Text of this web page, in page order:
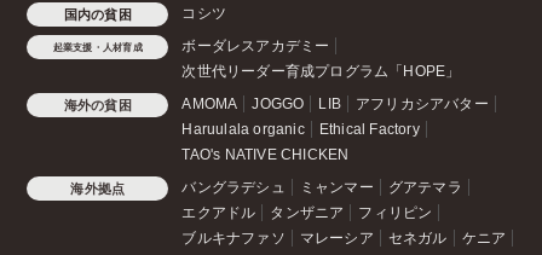
国内の貧困 コシツ
起業支援・人材育成
ボーダレスアカデミー
次世代リーダー育成プログラム「HOPE」
海外の貧困 AMOMA JOGGO LIB
アフリカシアバター
Haruulala organic
Ethical Factory
TAO's NATIVE CHICKEN
海外拠点 バングラデシュ ミャンマー
グアテマラ
エクアドル
タンザニア
フィリピン
ブルキナファソ
マレーシア セネガル ケニア